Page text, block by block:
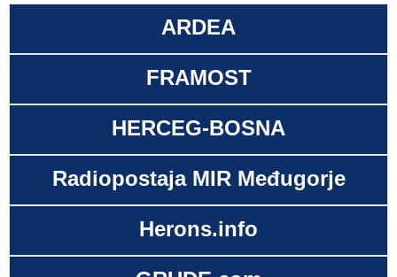
ARDEA
FRAMOST
HERCEG-BOSNA
Radiopostaja MIR Međugorje
Herons.info